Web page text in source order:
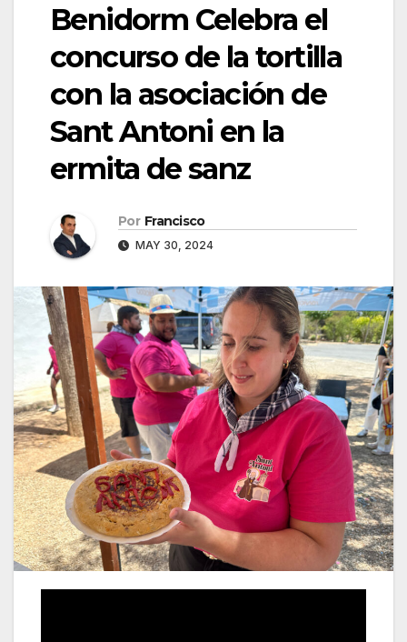
Benidorm Celebra el
concurso de la tortilla
con la asociación de
Sant Antoni en la
ermita de sanz
Por Francisco
MAY 30, 2024